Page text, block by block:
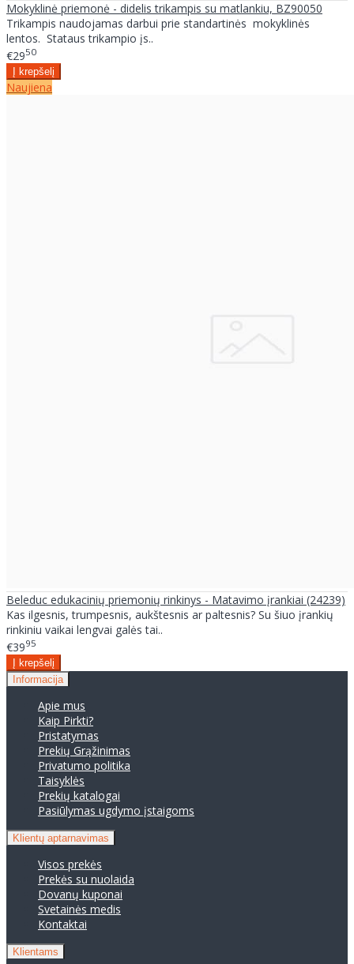
Mokyklinė priemonė - didelis trikampis su matlankiu, BZ90050
Trikampis naudojamas darbui prie standartinės mokyklinės
lentos. Stataus trikampio įs..
€2950
Naujiena
Beleduc edukacinių priemonių rinkinys - Matavimo įrankiai (24239)
Kas ilgesnis, trumpesnis, aukštesnis ar paltesnis? Su šiuo įrankių
rinkiniu vaikai lengvai galės tai..
€3995
Informacija
Apie mus
Kaip Pirkti?
Pristatymas
Prekių Grąžinimas
Privatumo politika
Taisyklės
Prekių katalogai
Pasiūlymas ugdymo įstaigoms
Klientų aptarnavimas
Visos prekės
Prekės su nuolaida
Dovanų kuponai
Svetainės medis
Kontaktai
Klientams